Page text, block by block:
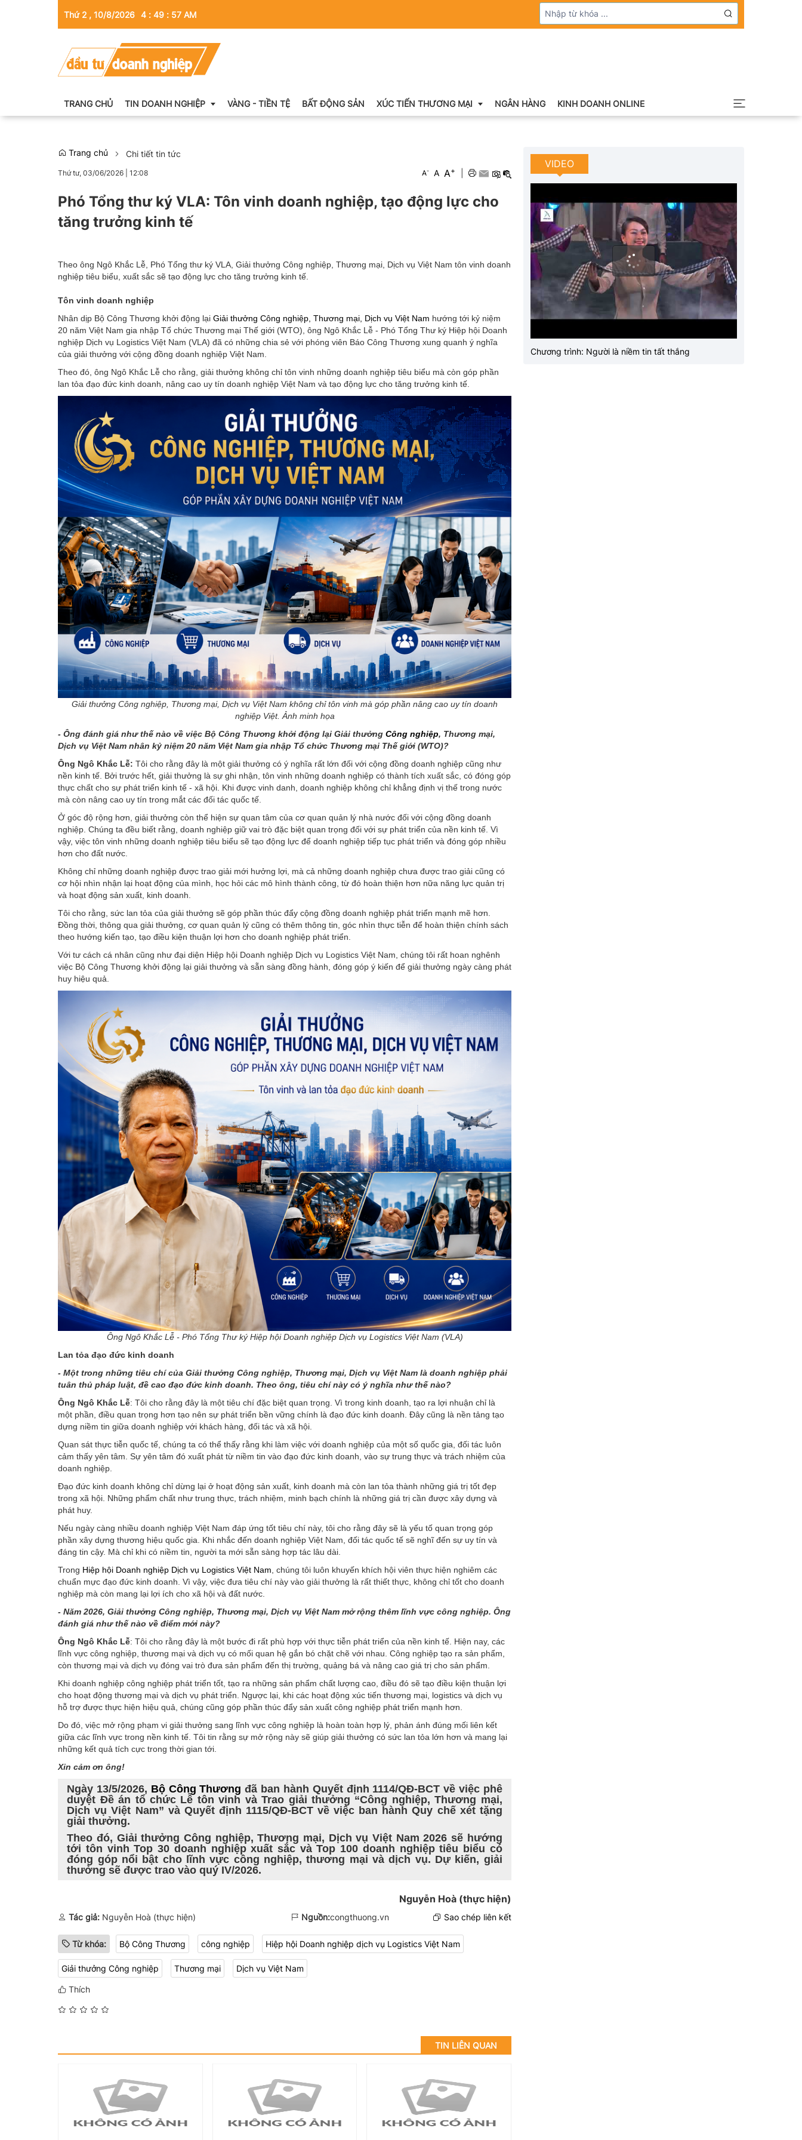
Thứ 2 , 10/8/2026 4 : 49 : 58 AM
TRANG CHỦ TIN DOANH NGHIỆP
Thông tin doanh nghiệp
Kinh tế tài chính
Emagazine
VÀNG - TIỀN TỆ BẤT ĐỘNG SẢN XÚC TIẾN THƯƠNG MẠI
Hội chợ triển lãm
NGÂN HÀNG KINH DOANH ONLINE
Trang chủ Chi tiết tin tức
Thứ tư, 03/06/2026 12:08 A- A A+
Phó Tổng thư ký VLA: Tôn vinh doanh nghiệp, tạo động lực cho
tăng trưởng kinh tế
Theo ông Ngô Khắc Lễ, Phó Tổng thư ký VLA, Giải thưởng Công nghiệp, Thương mại, Dịch vụ Việt Nam tôn vinh doanh
nghiệp tiêu biểu, xuất sắc sẽ tạo động lực cho tăng trưởng kinh tế.
Tôn vinh doanh nghiệp
Nhân dịp Bộ Công Thương khởi động lại Giải thưởng Công nghiệp, Thương mại, Dịch vụ Việt Nam hướng tới kỷ niệm
20 năm Việt Nam gia nhập Tổ chức Thương mại Thế giới (WTO), ông Ngô Khắc Lễ - Phó Tổng Thư ký Hiệp hội Doanh
nghiệp Dịch vụ Logistics Việt Nam (VLA) đã có những chia sẻ với phóng viên Báo Công Thương xung quanh ý nghĩa
của giải thưởng với cộng đồng doanh nghiệp Việt Nam.
Theo đó, ông Ngô Khắc Lễ cho rằng, giải thưởng không chỉ tôn vinh những doanh nghiệp tiêu biểu mà còn góp phần
lan tỏa đạo đức kinh doanh, nâng cao uy tín doanh nghiệp Việt Nam và tạo động lực cho tăng trưởng kinh tế.
Giải thưởng Công nghiệp, Thương mại, Dịch vụ Việt Nam không chỉ tôn vinh mà góp phần nâng cao uy tín doanh
nghiệp Việt. Ảnh minh họa
- Ông đánh giá như thế nào về việc Bộ Công Thương khởi động lại Giải thưởng Công nghiệp, Thương mại,
Dịch vụ Việt Nam nhân kỷ niệm 20 năm Việt Nam gia nhập Tổ chức Thương mại Thế giới (WTO)?
Ông Ngô Khắc Lễ: Tôi cho rằng đây là một giải thưởng có ý nghĩa rất lớn đối với cộng đồng doanh nghiệp cũng như
nền kinh tế. Bởi trước hết, giải thưởng là sự ghi nhận, tôn vinh những doanh nghiệp có thành tích xuất sắc, có đóng góp
thực chất cho sự phát triển kinh tế - xã hội. Khi được vinh danh, doanh nghiệp không chỉ khẳng định vị thế trong nước
mà còn nâng cao uy tín trong mắt các đối tác quốc tế.
Ở góc độ rộng hơn, giải thưởng còn thể hiện sự quan tâm của cơ quan quản lý nhà nước đối với cộng đồng doanh
nghiệp. Chúng ta đều biết rằng, doanh nghiệp giữ vai trò đặc biệt quan trọng đối với sự phát triển của nền kinh tế. Vì
vậy, việc tôn vinh những doanh nghiệp tiêu biểu sẽ tạo động lực để doanh nghiệp tiếp tục phát triển và đóng góp nhiều
hơn cho đất nước.
Không chỉ những doanh nghiệp được trao giải mới hưởng lợi, mà cả những doanh nghiệp chưa được trao giải cũng có
cơ hội nhìn nhận lại hoạt động của mình, học hỏi các mô hình thành công, từ đó hoàn thiện hơn nữa năng lực quản trị
và hoạt động sản xuất, kinh doanh.
Tôi cho rằng, sức lan tỏa của giải thưởng sẽ góp phần thúc đẩy cộng đồng doanh nghiệp phát triển mạnh mẽ hơn.
Đồng thời, thông qua giải thưởng, cơ quan quản lý cũng có thêm thông tin, góc nhìn thực tiễn để hoàn thiện chính sách
theo hướng kiến tạo, tạo điều kiện thuận lợi hơn cho doanh nghiệp phát triển.
Với tư cách cá nhân cũng như đại diện Hiệp hội Doanh nghiệp Dịch vụ Logistics Việt Nam, chúng tôi rất hoan nghênh
việc Bộ Công Thương khởi động lại giải thưởng và sẵn sàng đồng hành, đóng góp ý kiến để giải thưởng ngày càng phát
huy hiệu quả.
Ông Ngô Khắc Lễ - Phó Tổng Thư ký Hiệp hội Doanh nghiệp Dịch vụ Logistics Việt Nam (VLA)
Lan tỏa đạo đức kinh doanh
- Một trong những tiêu chí của Giải thưởng Công nghiệp, Thương mại, Dịch vụ Việt Nam là doanh nghiệp phải
tuân thủ pháp luật, đề cao đạo đức kinh doanh. Theo ông, tiêu chí này có ý nghĩa như thế nào?
Ông Ngô Khắc Lễ: Tôi cho rằng đây là một tiêu chí đặc biệt quan trọng. Vì trong kinh doanh, tạo ra lợi nhuận chỉ là
một phần, điều quan trọng hơn tạo nên sự phát triển bền vững chính là đạo đức kinh doanh. Đây cũng là nền tảng tạo
dựng niềm tin giữa doanh nghiệp với khách hàng, đối tác và xã hội.
Quan sát thực tiễn quốc tế, chúng ta có thể thấy rằng khi làm việc với doanh nghiệp của một số quốc gia, đối tác luôn
cảm thấy yên tâm. Sự yên tâm đó xuất phát từ niềm tin vào đạo đức kinh doanh, vào sự trung thực và trách nhiệm của
doanh nghiệp.
Đạo đức kinh doanh không chỉ dừng lại ở hoạt động sản xuất, kinh doanh mà còn lan tỏa thành những giá trị tốt đẹp
trong xã hội. Những phẩm chất như trung thực, trách nhiệm, minh bạch chính là những giá trị cần được xây dựng và
phát huy.
Nếu ngày càng nhiều doanh nghiệp Việt Nam đáp ứng tốt tiêu chí này, tôi cho rằng đây sẽ là yếu tố quan trọng góp
phần xây dựng thương hiệu quốc gia. Khi nhắc đến doanh nghiệp Việt Nam, đối tác quốc tế sẽ nghĩ đến sự uy tín và
đáng tin cậy. Mà chỉ khi có niềm tin, người ta mới sẵn sàng hợp tác lâu dài.
Trong Hiệp hội Doanh nghiệp Dịch vụ Logistics Việt Nam, chúng tôi luôn khuyến khích hội viên thực hiện nghiêm các
chuẩn mực đạo đức kinh doanh. Vì vậy, việc đưa tiêu chí này vào giải thưởng là rất thiết thực, không chỉ tốt cho doanh
nghiệp mà còn mang lại lợi ích cho xã hội và đất nước.
- Năm 2026, Giải thưởng Công nghiệp, Thương mại, Dịch vụ Việt Nam mở rộng thêm lĩnh vực công nghiệp. Ông
đánh giá như thế nào về điểm mới này?
Ông Ngô Khắc Lễ: Tôi cho rằng đây là một bước đi rất phù hợp với thực tiễn phát triển của nền kinh tế. Hiện nay, các
lĩnh vực công nghiệp, thương mại và dịch vụ có mối quan hệ gắn bó chặt chẽ với nhau. Công nghiệp tạo ra sản phẩm,
còn thương mại và dịch vụ đóng vai trò đưa sản phẩm đến thị trường, quảng bá và nâng cao giá trị cho sản phẩm.
Khi doanh nghiệp công nghiệp phát triển tốt, tạo ra những sản phẩm chất lượng cao, điều đó sẽ tạo điều kiện thuận lợi
cho hoạt động thương mại và dịch vụ phát triển. Ngược lại, khi các hoạt động xúc tiến thương mại, logistics và dịch vụ
hỗ trợ được thực hiện hiệu quả, chúng cũng góp phần thúc đẩy sản xuất công nghiệp phát triển mạnh hơn.
Do đó, việc mở rộng phạm vi giải thưởng sang lĩnh vực công nghiệp là hoàn toàn hợp lý, phản ánh đúng mối liên kết
giữa các lĩnh vực trong nền kinh tế. Tôi tin rằng sự mở rộng này sẽ giúp giải thưởng có sức lan tỏa lớn hơn và mang lại
những kết quả tích cực trong thời gian tới.
Xin cảm ơn ông!
Ngày 13/5/2026, Bộ Công Thương đã ban hành Quyết định 1114/QĐ-BCT về việc phê
duyệt Đề án tổ chức Lễ tôn vinh và Trao giải thưởng “Công nghiệp, Thương mại,
Dịch vụ Việt Nam” và Quyết định 1115/QĐ-BCT về việc ban hành Quy chế xét tặng
giải thưởng.
Theo đó, Giải thưởng Công nghiệp, Thương mại, Dịch vụ Việt Nam 2026 sẽ hướng
tới tôn vinh Top 30 doanh nghiệp xuất sắc và Top 100 doanh nghiệp tiêu biểu có
đóng góp nổi bật cho lĩnh vực công nghiệp, thương mại và dịch vụ. Dự kiến, giải
thưởng sẽ được trao vào quý IV/2026.
Nguyễn Hoà (thực hiện)
Tác giả: Nguyễn Hoà (thực hiện) Nguồn:congthuong.vn Sao chép liên kết
Từ khóa: Bộ Công Thương công nghiệp Hiệp hội Doanh nghiệp dịch vụ Logistics Việt Nam
Giải thưởng Công nghiệp Thương mại Dịch vụ Việt Nam
Thích
TIN LIÊN QUAN
VIDEO
Chương trình: Người là niềm tin tất thắng